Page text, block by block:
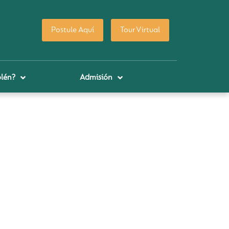
Postule Aquí Tour Virtual
Admisión